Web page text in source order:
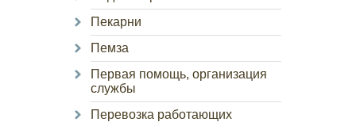
Пекарни
Пемза
Первая помощь, организация
службы
Перевозка работающих